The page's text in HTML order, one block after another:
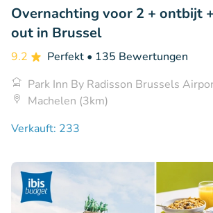
Overnachting voor 2 + ontbijt
out in Brussel
9.2 Perfekt • 135 Bewertungen
Park Inn By Radisson Brussels
Machelen (3km)
Verkauft: 233